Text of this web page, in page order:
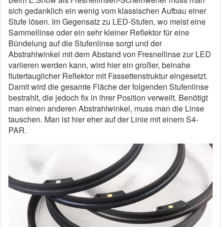
sich gedanklich ein wenig vom klassischen Aufbau einer
Stufe lösen. Im Gegensatz zu LED-Stufen, wo meist eine
Sammellinse oder ein sehr kleiner Reflektor für eine
Bündelung auf die Stufenlinse sorgt und der
Abstrahlwinkel mit dem Abstand von Fresnellinse zur LED
variieren werden kann, wird hier ein großer, beinahe
flutertauglicher Reflektor mit Fassettenstruktur eingesetzt.
Damit wird die gesamte Fläche der folgenden Stufenlinse
bestrahlt, die jedoch fix in ihrer Position verweilt. Benötigt
man einen anderen Abstrahlwinkel, muss man die Linse
tauschen. Man ist hier eher auf der Linie mit einem S4-
PAR.